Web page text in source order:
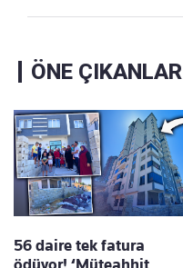
ÖNE ÇIKANLAR
56 daire tek fatura